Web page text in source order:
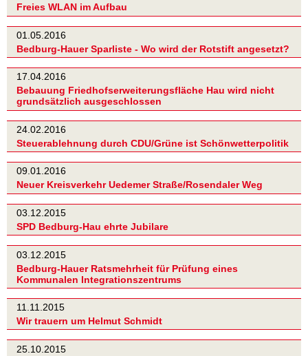
Freies WLAN im Aufbau
01.05.2016
Bedburg-Hauer Sparliste - Wo wird der Rotstift angesetzt?
17.04.2016
Bebauung Friedhofserweiterungsfläche Hau wird nicht
grundsätzlich ausgeschlossen
24.02.2016
Steuerablehnung durch CDU/Grüne ist Schönwetterpolitik
09.01.2016
Neuer Kreisverkehr Uedemer Straße/Rosendaler Weg
03.12.2015
SPD Bedburg-Hau ehrte Jubilare
03.12.2015
Bedburg-Hauer Ratsmehrheit für Prüfung eines
Kommunalen Integrationszentrums
11.11.2015
Wir trauern um Helmut Schmidt
25.10.2015